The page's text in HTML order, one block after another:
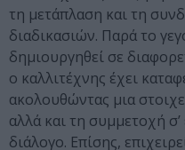
τη μετάπλαση και τη
διαδικασιών. Παρά το
δημιουργηθεί σε
ο καλλιτέχνης έχει
ακολουθώντας μια
αλλά και τη συμμετοχή
διάλογο. Επίσης,